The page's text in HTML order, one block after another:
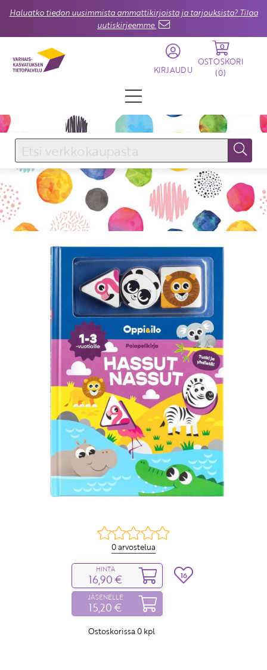
Haluatko tiedon uusimmista ammattikirjoista ja tarjouksista? Tilaa
uutiskirjeemme.
KIRJAUDU
0
OSTOSKORI
(0)
KIRJAUDU SISÄÄN
Käyttäjätunnus
Salasana
Unohtuiko salasana?
KIRJAUDU SISÄÄN
Etkö ole vielä Varhaiskasvatuksen Tietopalvelun
jäsen?
Liity tästä!
0 arvostelua
HINTA
16,90 €
JÄSENELLE
15,20 €
Ostoskorissa 0 kpl
16